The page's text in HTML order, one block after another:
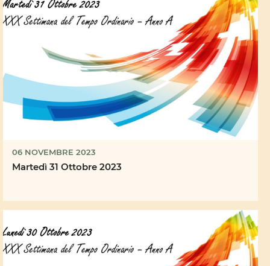
06 NOVEMBRE 2023
Martedì 31 Ottobre 2023